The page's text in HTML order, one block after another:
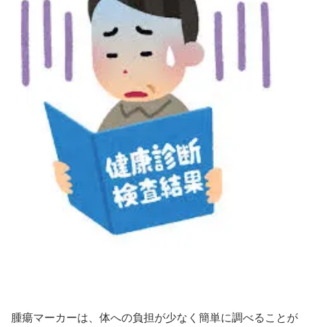
腫瘍マーカーは、体への負担が少なく簡単に調べることが